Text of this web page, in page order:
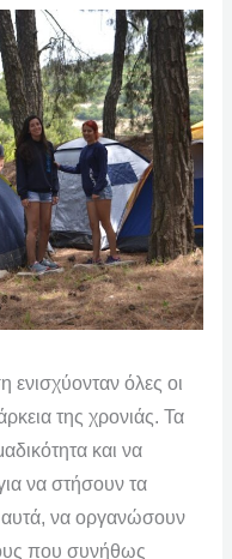
όλες οι
της χρονιάς. Τα
και να
να στήσουν τα
αυτά, να οργανώσουν
που συνήθως